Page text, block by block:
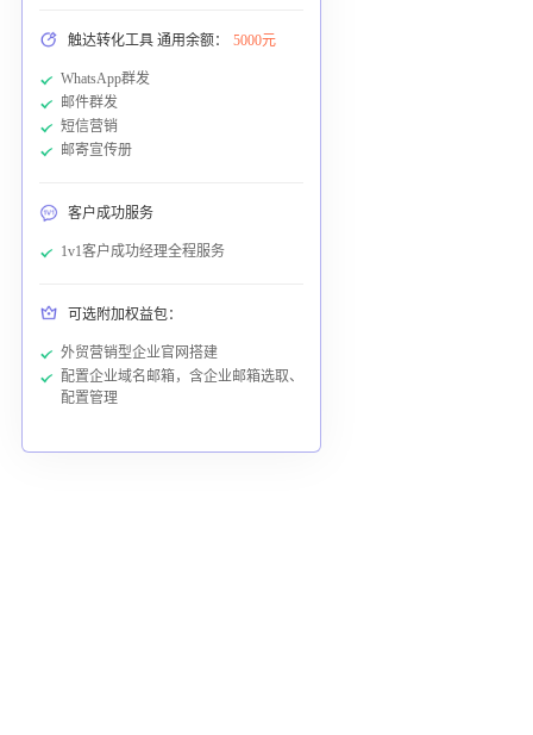
触达转化工具 通用余额： 5000元
WhatsApp群发
邮件群发
短信营销
邮寄宣传册
客户成功服务
1v1客户成功经理全程服务
可选附加权益包：
外贸营销型企业官网搭建
配置企业域名邮箱，含企业邮箱选取、
配置管理